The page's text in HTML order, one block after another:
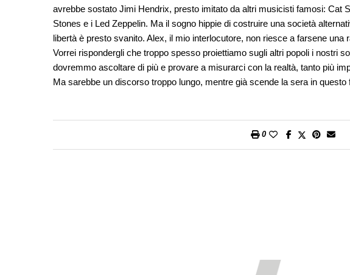
avrebbe sostato Jimi Hendrix, presto imitato da altri musicisti famosi: Cat
Stones e i Led Zeppelin. Ma il sogno hippie di costruire una società
libertà è presto svanito. Alex, il mio interlocutore, non riesce a farsene una
Vorrei rispondergli che troppo spesso proiettiamo sugli altri popoli i nostri
dovremmo ascoltare di più e provare a misurarci con la realtà, tanto più
Ma sarebbe un discorso troppo lungo, mentre già scende la sera in
0